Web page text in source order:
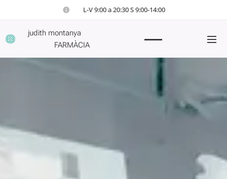
⏲ L-V 9:00 a 20:30 S 9:00-14:00
judith montanya
FARMÀCIA
934290582